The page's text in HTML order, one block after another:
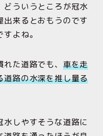
どういうところが冠水
出来るとおもうのです
よね。
た道路でも、 車を走
道路の水深を推し量る
しやすそうな道路に